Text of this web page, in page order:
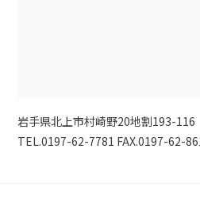
岩手県北上市村崎野20地割193-116
TEL.0197-62-7781 FAX.0197-62-